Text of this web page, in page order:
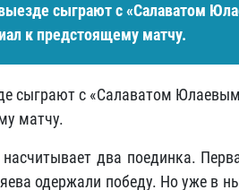
сыграют с «Салаватом
к предстоящему матчу.
сыграют с «Салаватом
матчу.
два поединка.
одержали победу. Но уже в